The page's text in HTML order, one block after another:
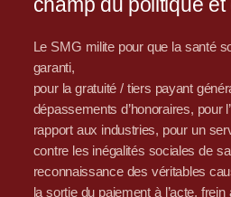
champ du politique et
Le SMG milite pour que la santé
garanti,
pour la gratuité / tiers payant
dépassements d’honoraires, pour
rapport aux industries, pour un
contre les inégalités sociales de
reconnaissance des véritables
la sortie du paiement à l’acte,